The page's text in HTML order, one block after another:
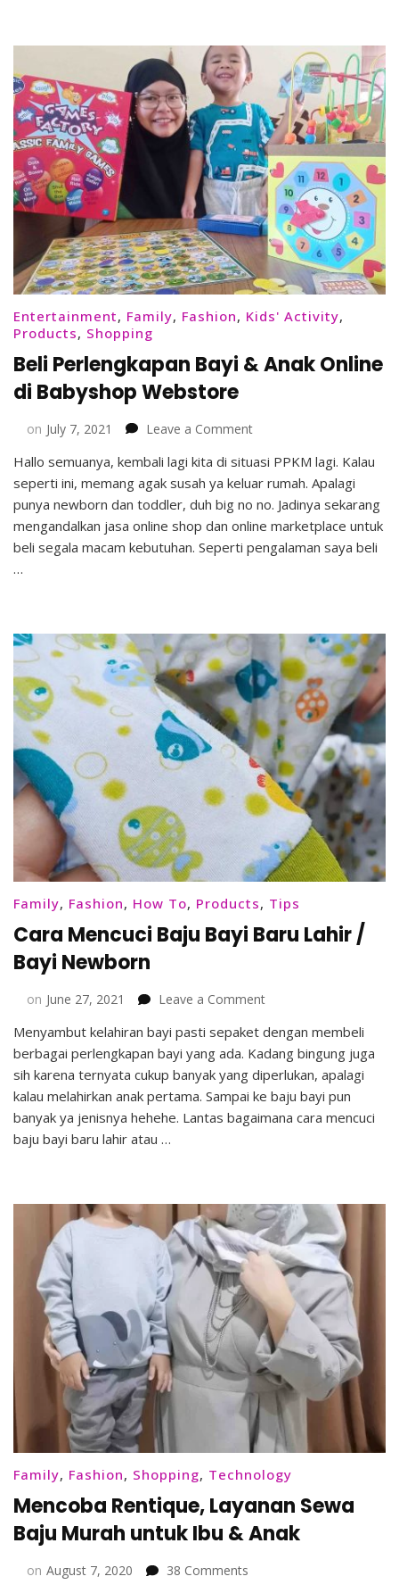
Entertainment, Family, Fashion, Kids' Activity,
Products, Shopping
Beli Perlengkapan Bayi & Anak Online
di Babyshop Webstore
on July 7, 2021 Leave a Commenton
Perlengkapan
Bayi
&
Anak
Online
Hallo semuanya, kembali lagi kita di situasi PPKM lagi. Kalau
seperti ini, memang agak susah ya keluar rumah. Apalagi
punya newborn dan toddler, duh big no no. Jadinya sekarang
mengandalkan jasa online shop dan online marketplace untuk
beli segala macam kebutuhan. Seperti pengalaman saya beli
…
Family, Fashion, How To, Products, Tips
Cara Mencuci Baju Bayi Baru Lahir /
Bayi Newborn
on June 27, 2021 Leave a Commenton
Mencuci
Baju
Bayi
Baru
Menyambut kelahiran bayi pasti sepaket dengan membeli
berbagai perlengkapan bayi yang ada. Kadang bingung juga
sih karena ternyata cukup banyak yang diperlukan, apalagi
kalau melahirkan anak pertama. Sampai ke baju bayi pun
banyak ya jenisnya hehehe. Lantas bagaimana cara mencuci
baju bayi baru lahir atau …
Family, Fashion, Shopping, Technology
Mencoba Rentique, Layanan Sewa
Baju Murah untuk Ibu & Anak
on August 7, 2020 38 Comments